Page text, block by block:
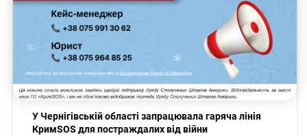
У Чернігівській області запрацювала гаряча лінія
КримSOS для постраждалих від війни